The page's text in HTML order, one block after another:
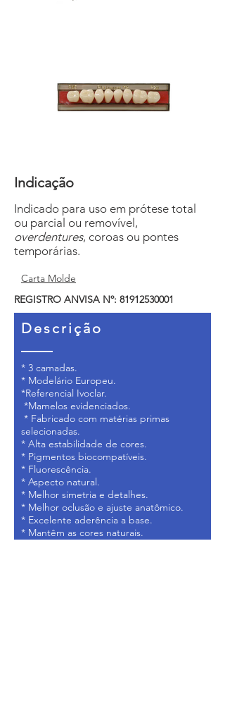
Indicação
Indicado para uso em prótese total
ou parcial ou removível,
overdentures, coroas ou pontes
temporárias.
Carta Molde
REGISTRO ANVISA Nº: 81912530001
Descrição
* 3 camadas.
* Modelário Europeu.
*Referencial Ivoclar.
*Mamelos evidenciados.
* Fabricado com matérias primas
selecionadas.
* Alta estabilidade de cores.
* Pigmentos biocompatíveis.
* Fluorescência.
* Aspecto natural.
* Melhor simetria e detalhes.
* Melhor oclusão e ajuste anatômico.
* Excelente aderência a base.
* Mantêm as cores naturais.